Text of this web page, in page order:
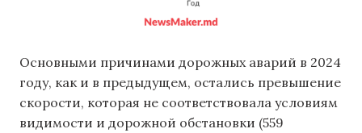
Основными причинами дорожных аварий в 2024
году, как и в предыдущем, остались превышение
скорости, которая не соответствовала условиям
видимости и дорожной обстановки (559